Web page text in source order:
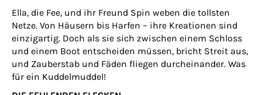
Ella, die Fee, und ihr Freund Spin weben die tollsten
Netze. Von Häusern bis Harfen – ihre Kreationen sind
einzigartig. Doch als sie sich zwischen einem Schloss
und einem Boot entscheiden müssen, bricht Streit aus,
und Zauberstab und Fäden fliegen durcheinander. Was
für ein Kuddelmuddel!